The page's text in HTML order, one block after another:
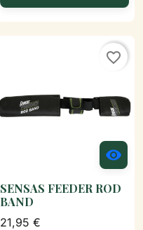

favorite_border
SENSAS FEEDER ROD
BAND
21,95 €